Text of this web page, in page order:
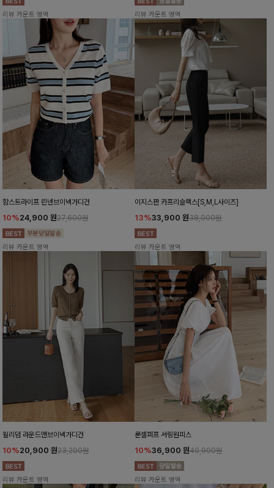
리뷰 카운트 영역 리뷰 카운트 영역
함스트라이프 린넨브이넥가디건
10%24,900 원27,600원
리뷰 카운트 영역
이지스판 카프리슬랙스[S,M,L사이즈]
13%33,900 원38,900원
리뷰 카운트 영역
윌리덤 라운드앤브이넥가디건
10%20,900 원23,200원
리뷰 카운트 영역
룬셀퍼프 셔링원피스
10%36,900 원40,900원
리뷰 카운트 영역